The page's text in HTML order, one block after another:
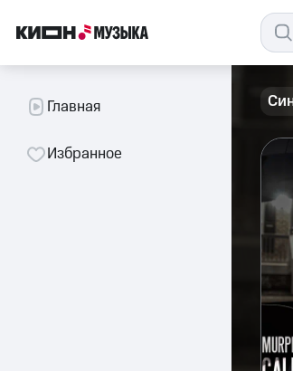
Главная
Избранное